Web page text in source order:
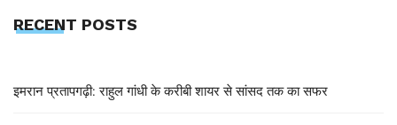
RECENT POSTS
इमरान प्रतापगढ़ी: राहुल गांधी के करीबी शायर से सांसद तक का सफर